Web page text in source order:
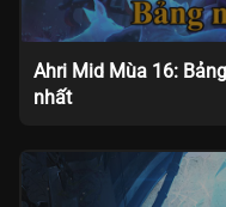
Ahri Mid Mùa 16:
nhất